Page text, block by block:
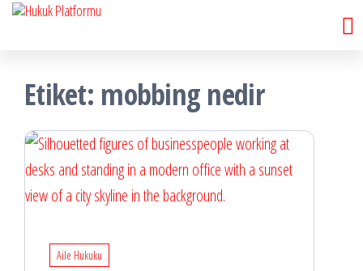
İçeriğe
Etiket: mobbing nedir
Aile Hukuku